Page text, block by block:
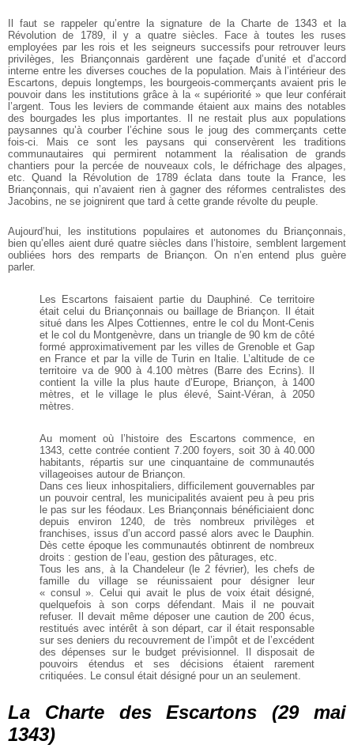
Il faut se rappeler qu’entre la signature de la Charte de 1343 et la
Révolution de 1789, il y a quatre siècles. Face à toutes les ruses
employées par les rois et les seigneurs successifs pour retrouver leurs
privilèges, les Briançonnais gardèrent une façade d’unité et d’accord
interne entre les diverses couches de la population. Mais à l’intérieur des
Escartons, depuis longtemps, les bourgeois-commerçants avaient pris le
pouvoir dans les institutions grâce à la « supériorité » que leur conférait
l’argent. Tous les leviers de commande étaient aux mains des notables
des bourgades les plus importantes. Il ne restait plus aux populations
paysannes qu’à courber l’échine sous le joug des commerçants cette
fois-ci. Mais ce sont les paysans qui conservèrent les traditions
communautaires qui permirent notamment la réalisation de grands
chantiers pour la percée de nouveaux cols, le défrichage des alpages,
etc. Quand la Révolution de 1789 éclata dans toute la France, les
Briançonnais, qui n’avaient rien à gagner des réformes centralistes des
Jacobins, ne se joignirent que tard à cette grande révolte du peuple.
Aujourd’hui, les institutions populaires et autonomes du Briançonnais,
bien qu’elles aient duré quatre siècles dans l’histoire, semblent largement
oubliées hors des remparts de Briançon. On n’en entend plus guère
parler.
Les Escartons faisaient partie du Dauphiné. Ce territoire
était celui du Briançonnais ou baillage de Briançon. Il était
situé dans les Alpes Cottiennes, entre le col du Mont-Cenis
et le col du Montgenèvre, dans un triangle de 90 km de côté
formé approximativement par les villes de Grenoble et Gap
en France et par la ville de Turin en Italie. L’altitude de ce
territoire va de 900 à 4.100 mètres (Barre des Ecrins). Il
contient la ville la plus haute d’Europe, Briançon, à 1400
mètres, et le village le plus élevé, Saint-Véran, à 2050
mètres.
Au moment où l’histoire des Escartons commence, en
1343, cette contrée contient 7.200 foyers, soit 30 à 40.000
habitants, répartis sur une cinquantaine de communautés
villageoises autour de Briançon.
Dans ces lieux inhospitaliers, difficilement gouvernables par
un pouvoir central, les municipalités avaient peu à peu pris
le pas sur les féodaux. Les Briançonnais bénéficiaient donc
depuis environ 1240, de très nombreux privilèges et
franchises, issus d’un accord passé alors avec le Dauphin.
Dès cette époque les communautés obtinrent de nombreux
droits : gestion de l’eau, gestion des pâturages, etc.
Tous les ans, à la Chandeleur (le 2 février), les chefs de
famille du village se réunissaient pour désigner leur
« consul ». Celui qui avait le plus de voix était désigné,
quelquefois à son corps défendant. Mais il ne pouvait
refuser. Il devait même déposer une caution de 200 écus,
restitués avec intérêt à son départ, car il était responsable
sur ses deniers du recouvrement de l’impôt et de l’excédent
des dépenses sur le budget prévisionnel. Il disposait de
pouvoirs étendus et ses décisions étaient rarement
critiquées. Le consul était désigné pour un an seulement.
La Charte des Escartons (29 mai
1343)